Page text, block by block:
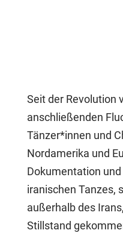
Seit der Revolution
anschließenden
Tänzer*innen und
Nordamerika und
Dokumentation
iranischen Tanzes,
außerhalb des
Stillstand